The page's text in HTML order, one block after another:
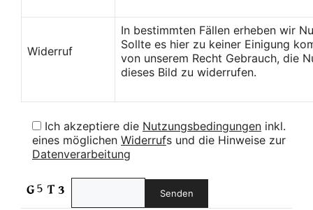
Widerruf
In bestimmten Fällen erheben wir
Sollte es hier zu keiner Einigung
von unserem Recht Gebrauch, die
dieses Bild zu widerrufen.
Ich akzeptiere die Nutzungsbedingungen inkl.
eines möglichen Widerrufs und die Hinweise zur
Datenverarbeitung